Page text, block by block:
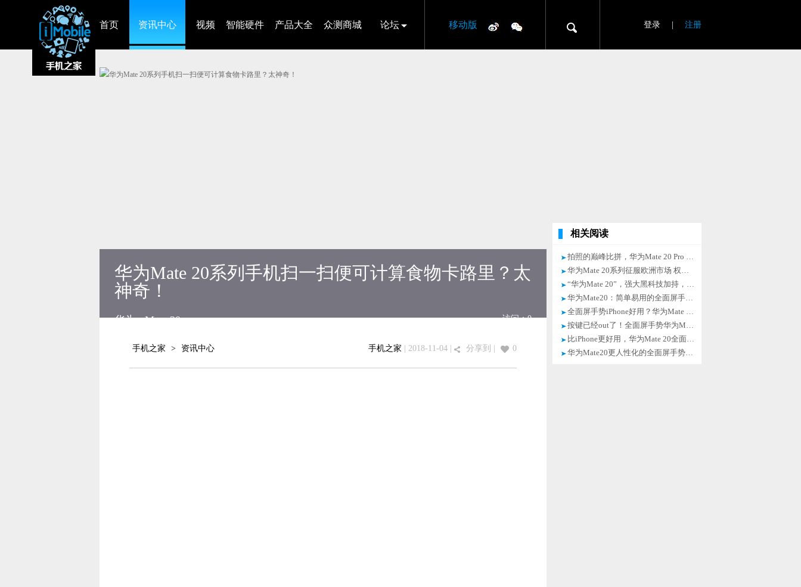
首页 资讯中心 视频 智能硬件 产品大全 众测商城 论坛 移动版 登录 注册
华为Mate 20系列手机扫一扫便可计算食物卡路里？太
神奇！
华为 Mate 20 访问：0
手机之家 > 资讯中心 手机之家 | 2018-11-04 | 分享到 0
相关阅读
拍照的巅峰比拼，华为Mate 20 Pro Vs iPhone XS Max
华为Mate 20系列征服欧洲市场 权威外媒纷纷点赞
“华为Mate 20”，强大黑科技加持，让我再也不想碰别的手机啦！
华为Mate20：简单易用的全面屏手势，独具匠心的全面屏适配
全面屏手势iPhone好用？华为Mate 20系列：看过我再说
按键已经out了！全面屏手势华为Mate20更加人性化
比iPhone更好用，华为Mate 20全面屏新手势，轻松实现单手操作
华为Mate20更人性化的全面屏手势来了 你get到了吗？